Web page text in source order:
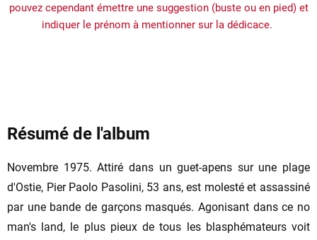
pouvez cependant émettre une suggestion (buste ou en pied) et
indiquer le prénom à mentionner sur la dédicace.
Résumé de l'album
Novembre 1975. Attiré dans un guet-apens sur une plage
d'Ostie, Pier Paolo Pasolini, 53 ans, est molesté et assassiné
par une bande de garçons masqués. Agonisant dans ce no
man's land, le plus pieux de tous les blasphémateurs voit